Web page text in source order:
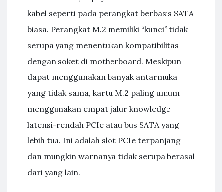
kabel seperti pada perangkat berbasis SATA
biasa. Perangkat M.2 memiliki “kunci” tidak
serupa yang menentukan kompatibilitas
dengan soket di motherboard. Meskipun
dapat menggunakan banyak antarmuka
yang tidak sama, kartu M.2 paling umum
menggunakan empat jalur knowledge
latensi-rendah PCIe atau bus SATA yang
lebih tua. Ini adalah slot PCIe terpanjang
dan mungkin warnanya tidak serupa berasal
dari yang lain.